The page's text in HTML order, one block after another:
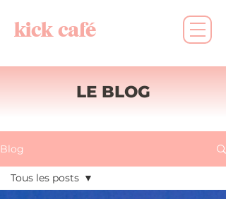
kick café
LE BLOG
Blog
Tous les posts